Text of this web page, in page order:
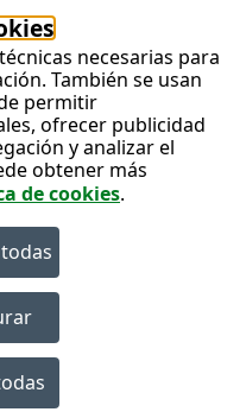
necesarias para
También se usan
permitir
ofrecer publicidad
y analizar el
obtener más
de cookies.